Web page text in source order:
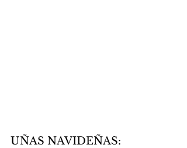
UÑAS NAVIDEÑAS: